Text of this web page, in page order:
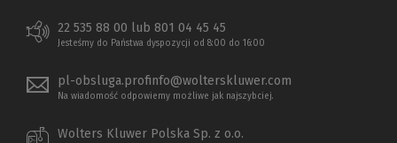
22 535 88 00 lub 801 04 45 45
Jesteśmy do Państwa dyspozycji od 8:00 do 16:00
pl-obsluga.profinfo@wolterskluwer.com
Na wiadomość odpowiemy możliwe jak najszybciej.
Wolters Kluwer Polska Sp. z o.o.